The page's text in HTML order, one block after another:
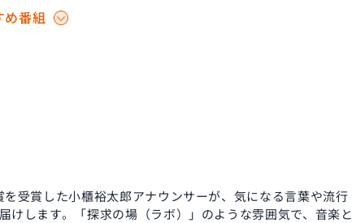
め番組
受賞した小櫃裕太郎アナウンサーが、気になる言葉や流行
します。「探求の場（ラボ）」のような雰囲気で、音楽と